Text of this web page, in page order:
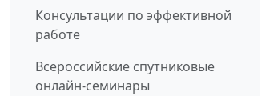
Консультации по эффективной
работе
Всероссийские спутниковые
онлайн-семинары